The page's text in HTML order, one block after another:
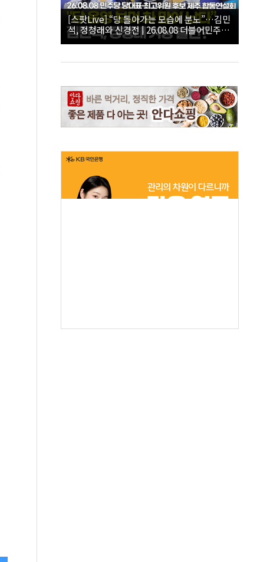
[스팟Live] “당 돌아가는 모습에 분노”…김민
석, 정청래와 신경전 | 26.08.08 더불어민주당
당대표·최고위원 후보 제주 합동연설회